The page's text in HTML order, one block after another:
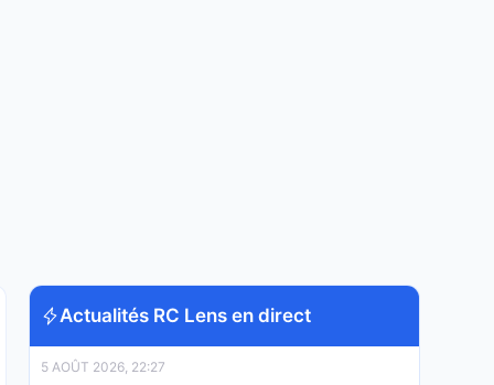
Actualités RC Lens en direct
5 AOÛT 2026, 22:27